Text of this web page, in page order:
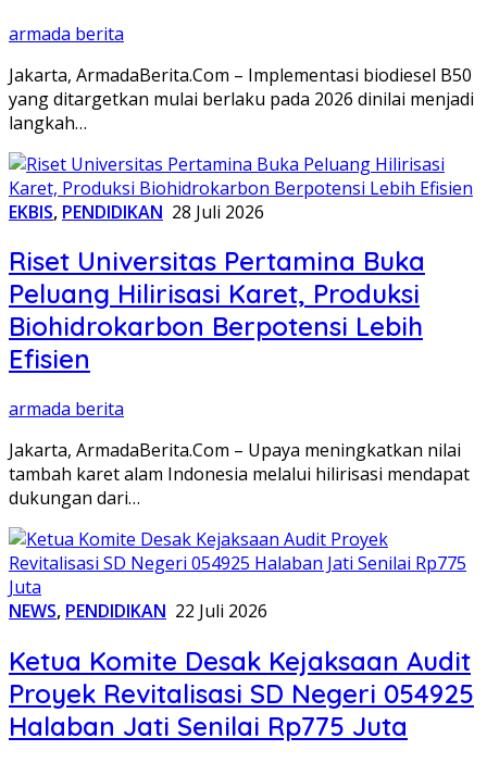
armada berita
Jakarta, ArmadaBerita.Com – Implementasi biodiesel B50
yang ditargetkan mulai berlaku pada 2026 dinilai menjadi
langkah…
EKBIS, PENDIDIKAN 28 Juli 2026
Riset Universitas Pertamina Buka
Peluang Hilirisasi Karet, Produksi
Biohidrokarbon Berpotensi Lebih
Efisien
armada berita
Jakarta, ArmadaBerita.Com – Upaya meningkatkan nilai
tambah karet alam Indonesia melalui hilirisasi mendapat
dukungan dari…
NEWS, PENDIDIKAN 22 Juli 2026
Ketua Komite Desak Kejaksaan Audit
Proyek Revitalisasi SD Negeri 054925
Halaban Jati Senilai Rp775 Juta